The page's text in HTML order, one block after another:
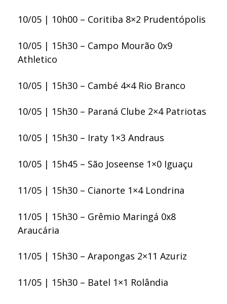
10/05 | 10h00 – Coritiba 8×2 Prudentópolis
10/05 | 15h30 – Campo Mourão 0x9
Athletico
10/05 | 15h30 – Cambé 4×4 Rio Branco
10/05 | 15h30 – Paraná Clube 2×4 Patriotas
10/05 | 15h30 – Iraty 1×3 Andraus
10/05 | 15h45 – São Joseense 1×0 Iguaçu
11/05 | 15h30 – Cianorte 1×4 Londrina
11/05 | 15h30 – Grêmio Maringá 0x8
Araucária
11/05 | 15h30 – Arapongas 2×11 Azuriz
11/05 | 15h30 – Batel 1×1 Rolândia